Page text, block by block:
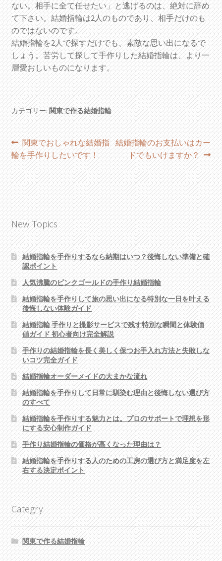
ない。相手に全て任せたい」と逃げるのは、絶対に辞め
て下さい。結婚指輪は2人のものであり、相手だけのも
のではないのです。
結婚指輪を2人で探すだけでも、素敵な思い出になるで
しょう。苦労して探して手作りした結婚指輪は、より一
層愛おしいものになります。
カテゴリー:関東で作る結婚指輪
投
稿
ナ
ビ
ゲ
ー
シ
ョ
ン
過
去
の
投
稿:
関東でおしゃれな結婚指
輪を手作りしたいです！
次
の
投
稿:
結婚指輪のお支払いはカー
ドでもいけますか？
New Topics
結婚指輪を手作りするなら納期はいつ？後悔しない準備と確
認ポイント
人気沸騰のピンクゴールドの手作り結婚指輪
結婚指輪を手作りして旅の思い出になる特別な一日を叶える
後悔しない体験ガイド
結婚指輪 手作りと撮影サービスで残す特別な瞬間と体験価
値ガイド 初心者向け完全解説
手作りの結婚指輪を長く美しく保つお手入れ方法と失敗しな
いコツ完全ガイド
結婚指輪オーダーメイドの大まかな流れ
結婚指輪を手作りして日常に馴染む理由と後悔しない選び方
のすべて
結婚指輪を手作りする魅力とは。プロのサポートで理想を形
にする安心制作ガイド
手作り結婚指輪の価格が高くなった理由は？
結婚指輪を手作りする人のための工房の選び方と満足度を左
右する決定ポイント
Categry
関東で作る結婚指輪